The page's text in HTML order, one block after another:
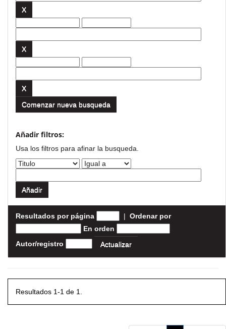
Comenzar nueva busqueda
Añadir filtros:
Usa los filtros para afinar la busqueda.
Resultados por página | Ordenar por
En orden
Autor/registro
Resultados 1-1 de 1.